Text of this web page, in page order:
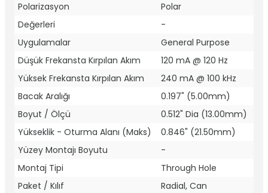
Polarizasyon
Polar
Değerleri
-
Uygulamalar
General Purpose
Düşük Frekansta Kırpılan Akım
120 mA @ 120 Hz
Yüksek Frekansta Kırpılan Akım
240 mA @ 100 kHz
Bacak Aralığı
0.197" (5.00mm)
Boyut / Ölçü
0.512" Dia (13.00mm)
Yükseklik - Oturma Alanı (Maks)
0.846" (21.50mm)
Yüzey Montajı Boyutu
-
Montaj Tipi
Through Hole
Paket / Kılıf
Radial, Can